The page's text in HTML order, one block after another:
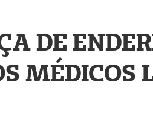
DE